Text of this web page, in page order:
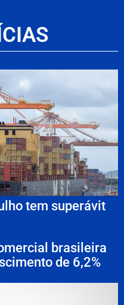
tem superávit
brasileira
de 6,2%